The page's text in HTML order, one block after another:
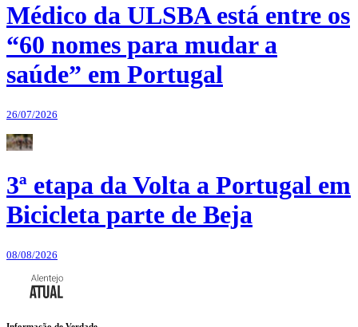
Médico da ULSBA está entre os
“60 nomes para mudar a
saúde” em Portugal
26/07/2026
3ª etapa da Volta a Portugal em
Bicicleta parte de Beja
08/08/2026